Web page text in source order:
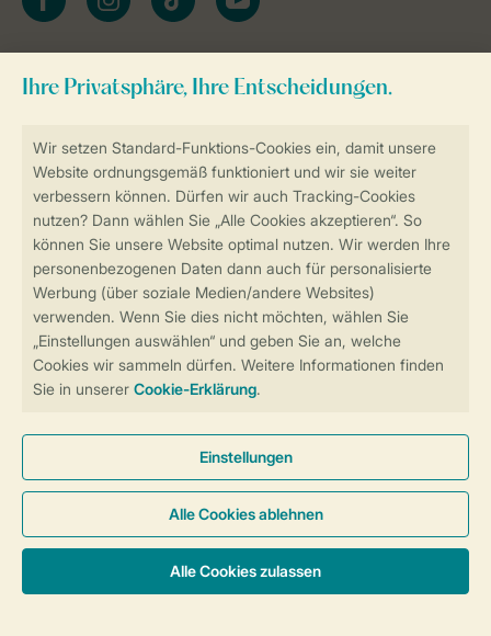
Weitere Informationen und Einstellungen
Sicher und schnell zur Online-Buchung
Sichere Datenübertragung
Sicheres Bezahlen
Zum Newsletter anmelden